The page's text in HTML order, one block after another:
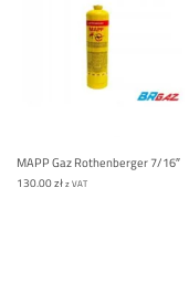
MAPP Gaz Rothenberger 7/16″
130.00złz VAT